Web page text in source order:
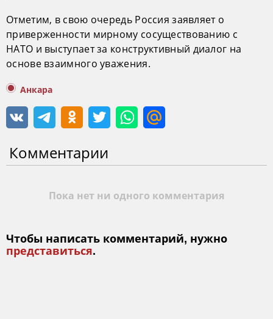
Отметим, в свою очередь Россия заявляет о
приверженности мирному сосуществованию с
НАТО и выступает за конструктивный диалог на
основе взаимного уважения.
Анкара
Комментарии
Пока нет ни одного комментария
Чтобы написать комментарий, нужно
представиться.